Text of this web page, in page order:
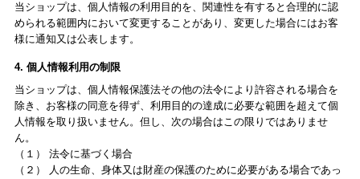
当ショップは、個人情報の利用目的を、関連性を有すると合理的に認
められる範囲内において変更することがあり、変更した場合にはお客
様に通知又は公表します。
4. 個人情報利用の制限
当ショップは、個人情報保護法その他の法令により許容される場合を
除き、お客様の同意を得ず、利用目的の達成に必要な範囲を超えて個
人情報を取り扱いません。但し、次の場合はこの限りではありませ
ん。
（１） 法令に基づく場合
（２） 人の生命、身体又は財産の保護のために必要がある場合であっ